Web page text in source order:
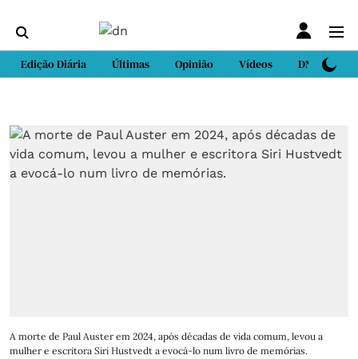
Edição Diária Últimas Opinião Vídeos DN Sport
A morte de Paul Auster em 2024, após décadas de vida comum, levou a
mulher e escritora Siri Hustvedt a evocá-lo num livro de memórias.